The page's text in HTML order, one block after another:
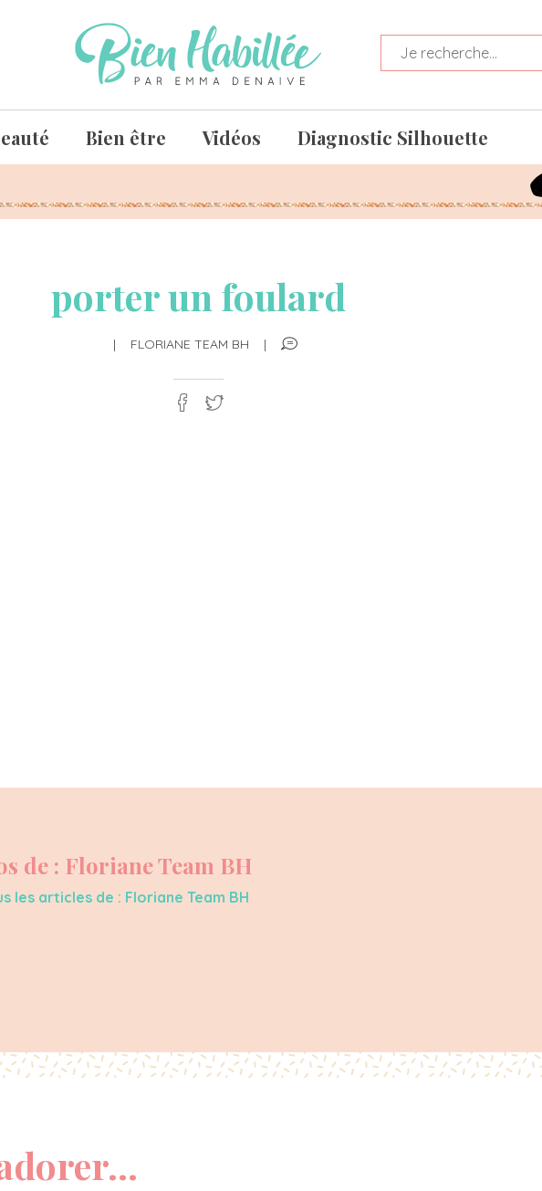
Bien être Vidéos Diagnostic Silhouette
porter un foulard
| FLORIANE TEAM BH |
de : Floriane Team BH
les articles de : Floriane Team BH